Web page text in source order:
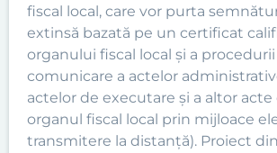
fiscal local, care vor purta
extinsă bazată pe un certificat
organului fiscal local și a
comunicare a actelor
actelor de executare și a altor acte
organul fiscal local prin mijloace
transmitere la distanță). Proiect